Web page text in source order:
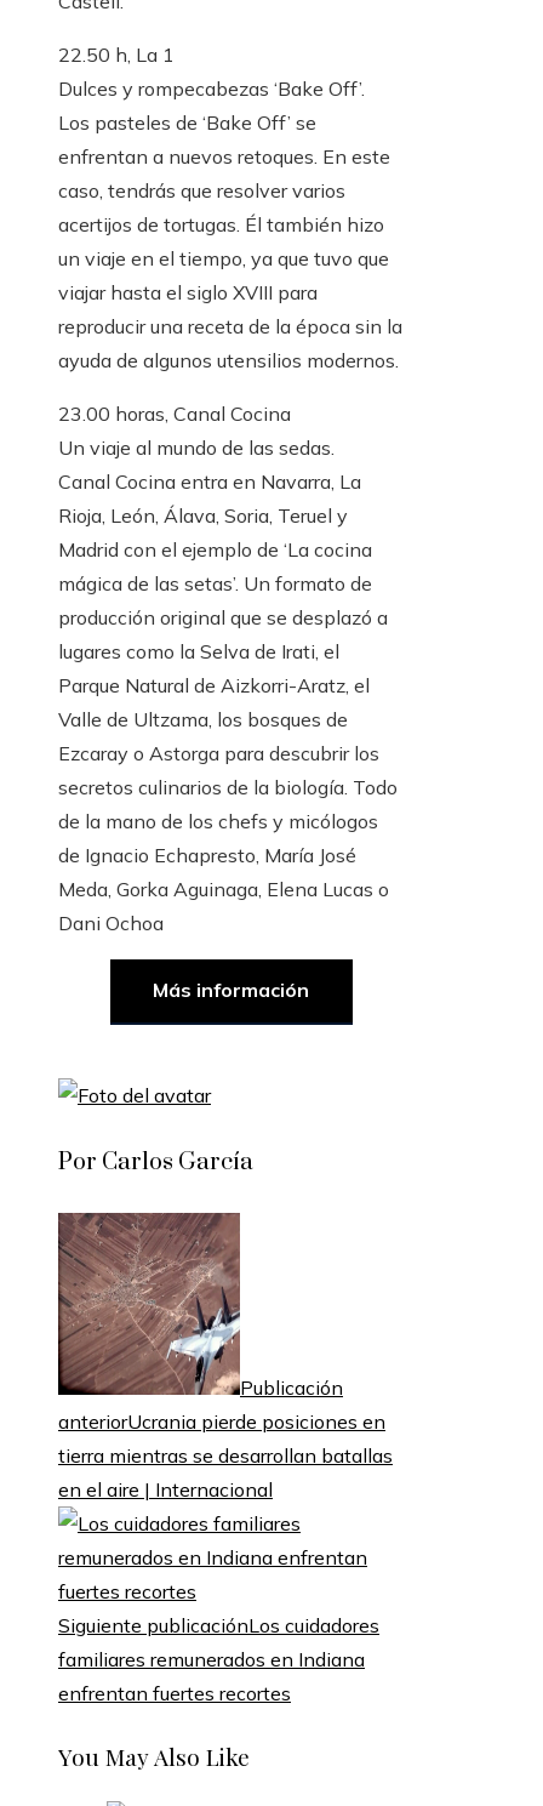
22.50 h, La 1
Dulces y rompecabezas ‘Bake Off’.
Los pasteles de ‘Bake Off’ se
enfrentan a nuevos retoques. En este
caso, tendrás que resolver varios
acertijos de tortugas. Él también hizo
un viaje en el tiempo, ya que tuvo que
viajar hasta el siglo XVIII para
reproducir una receta de la época sin la
ayuda de algunos utensilios modernos.
23.00 horas, Canal Cocina
Un viaje al mundo de las sedas.
Canal Cocina entra en Navarra, La
Rioja, León, Álava, Soria, Teruel y
Madrid con el ejemplo de ‘La cocina
mágica de las setas’. Un formato de
producción original que se desplazó a
lugares como la Selva de Irati, el
Parque Natural de Aizkorri-Aratz, el
Valle de Ultzama, los bosques de
Ezcaray o Astorga para descubrir los
secretos culinarios de la biología. Todo
de la mano de los chefs y micólogos
de Ignacio Echapresto, María José
Meda, Gorka Aguinaga, Elena Lucas o
Dani Ochoa
Más información
Por Carlos García
Publicación
anteriorUcrania pierde posiciones en
tierra mientras se desarrollan batallas
en el aire | Internacional
Siguiente publicaciónLos cuidadores
familiares remunerados en Indiana
enfrentan fuertes recortes
You May Also Like